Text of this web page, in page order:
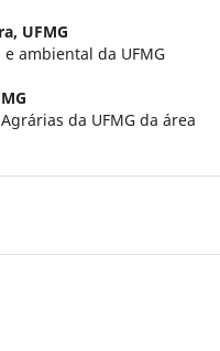
UFMG
ambiental da UFMG
da UFMG da área